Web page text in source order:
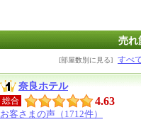
売れ
[部屋数別に見る] すべ
奈良ホテル
総合 4.63
お客さまの声（1712件）